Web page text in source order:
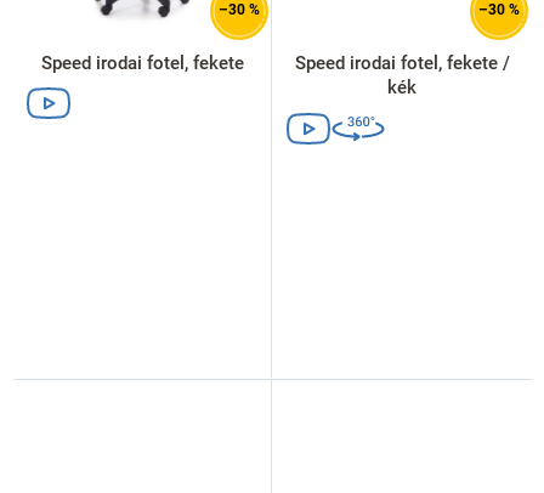
–30 %
Speed irodai fotel, fekete
–30 %
Speed irodai fotel, fekete /
kék